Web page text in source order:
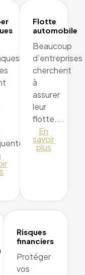
Flotte
automobile
Beaucoup
d’entreprises
cherchent
à
assurer
leur
flotte....
En
savoir
plus
Risques
financiers
Protéger
vos